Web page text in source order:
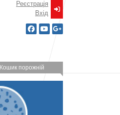
Реєстрація
Вxід
Кошик порожній